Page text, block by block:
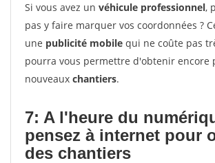
Si vous avez un véhicule professionnel,
pas y faire marquer vos coordonnées ?
une publicité mobile qui ne coûte pas
pourra vous permettre d'obtenir encore
nouveaux chantiers.
7: A l'heure du
pensez à internet pour
des chantiers